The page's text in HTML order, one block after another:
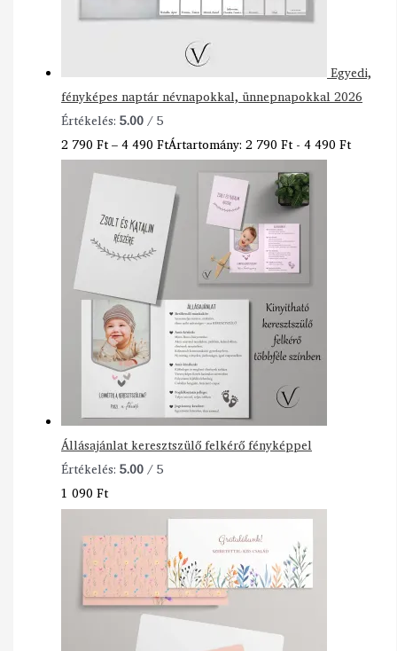
Egyedi,
fényképes naptár névnapokkal, ünnepnapokkal 2026
Értékelés:5.00/ 5
2 790Ft–4 490FtÁrtartomány: 2 790 Ft - 4 490 Ft
Állásajánlat keresztszülő felkérő fényképpel
Értékelés:5.00/ 5
1 090Ft